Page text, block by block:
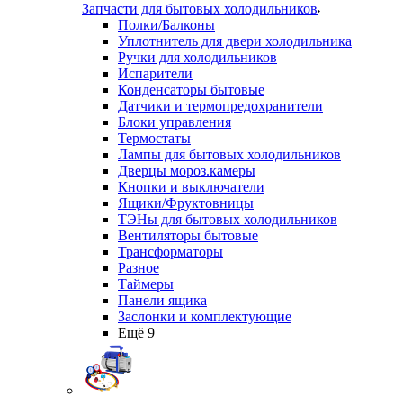
Запчасти для бытовых холодильников
Полки/Балконы
Уплотнитель для двери холодильника
Ручки для холодильников
Испарители
Конденсаторы бытовые
Датчики и термопредохранители
Блоки управления
Термостаты
Лампы для бытовых холодильников
Дверцы мороз.камеры
Кнопки и выключатели
Ящики/Фруктовницы
ТЭНы для бытовых холодильников
Вентиляторы бытовые
Трансформаторы
Разное
Таймеры
Панели ящика
Заслонки и комплектующие
Ещё 9